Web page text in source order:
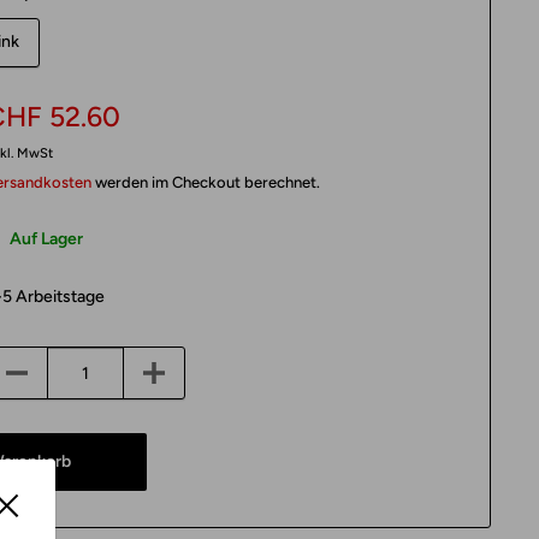
52.60
MwSt
werden im Checkout berechnet.
Auf Lager
Arbeitstage